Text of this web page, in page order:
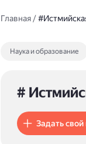
Главная/
Наука и образование
#
Задать свой